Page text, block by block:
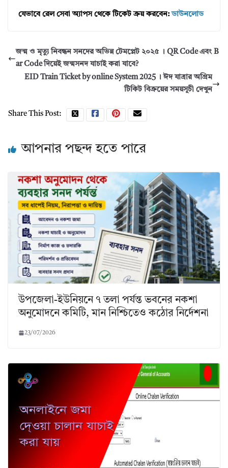
যেভাবে রেল সেবা অ্যাপস থেকে টিকেট ক্রয় করবেন:ডাউনলোড
জন্ম ও মৃত্যু নিবন্ধন সনদের অভিন্ন টেমপ্লেট ২০২৫ । QR Code এবং B
ar Code দিয়েই জন্মসনদ যাচাই করা যাবে?
EID Train Ticket by online System 2025 । ঈদ যাত্রার অগ্রিম
টিকিট বিক্রয়ের সময়সূচী দেখুন
Share This Post:
আপনার পছন্দ হতে পারে
উপজেলা-ইউনিয়নে ৭ তলা পর্যন্ত ভবনের নকশা
অনুমোদনে কমিটি, মান নিশ্চিতেও কঠোর নির্দেশনা
23/07/2026